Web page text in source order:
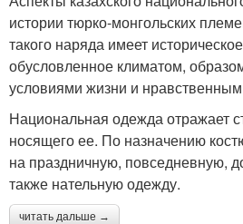
истории тюрко-монгольских
такого наряда имеет
обусловленное климатом,
условиями жизни и
Национальная одежда отражает
носящего ее. По назначению
на праздничную, повседневную,
также нательную одежду.
читать дальше →